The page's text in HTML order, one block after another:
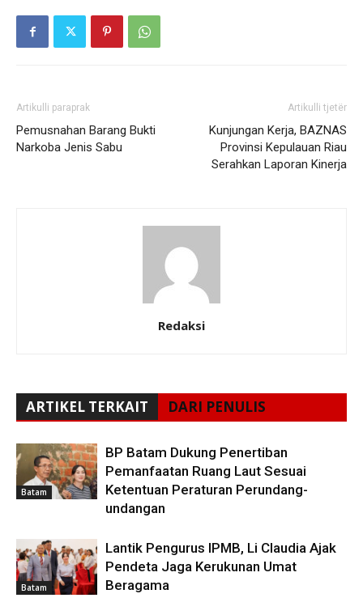
Artikulli paraprak
Pemusnahan Barang Bukti
Narkoba Jenis Sabu
Artikulli tjetër
Kunjungan Kerja, BAZNAS
Provinsi Kepulauan Riau
Serahkan Laporan Kinerja
Redaksi
ARTIKEL TERKAIT DARI PENULIS
Batam
BP Batam Dukung Penertiban
Pemanfaatan Ruang Laut Sesuai
Ketentuan Peraturan Perundang-
undangan
Batam
Lantik Pengurus IPMB, Li Claudia Ajak
Pendeta Jaga Kerukunan Umat
Beragama